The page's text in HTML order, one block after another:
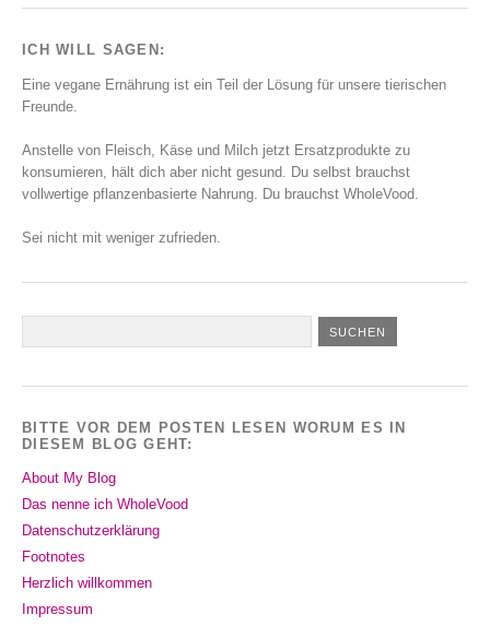
ICH WILL SAGEN:
Eine vegane Ernährung ist ein Teil der Lösung für unsere tierischen
Freunde.
Anstelle von Fleisch, Käse und Milch jetzt Ersatzprodukte zu
konsumieren, hält dich aber nicht gesund. Du selbst brauchst
vollwertige pflanzenbasierte Nahrung. Du brauchst WholeVood.
Sei nicht mit weniger zufrieden.
BITTE VOR DEM POSTEN LESEN WORUM ES IN
DIESEM BLOG GEHT:
About My Blog
Das nenne ich WholeVood
Datenschutzerklärung
Footnotes
Herzlich willkommen
Impressum